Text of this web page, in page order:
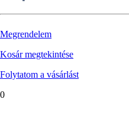
Megrendelem
Kosár megtekintése
Folytatom a vásárlást
0